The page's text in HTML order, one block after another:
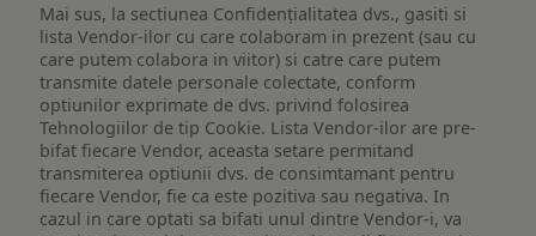
Mai sus, la sectiunea Confidențialitatea dvs., gasiti si
lista Vendor-ilor cu care colaboram in prezent (sau cu
care putem colabora in viitor) si catre care putem
transmite datele personale colectate, conform
optiunilor exprimate de dvs. privind folosirea
Tehnologiilor de tip Cookie. Lista Vendor-ilor are pre-
bifat fiecare Vendor, aceasta setare permitand
transmiterea optiunii dvs. de consimtamant pentru
fiecare Vendor, fie ca este pozitiva sau negativa. In
cazul in care optati sa bifati unul dintre Vendor-i, va